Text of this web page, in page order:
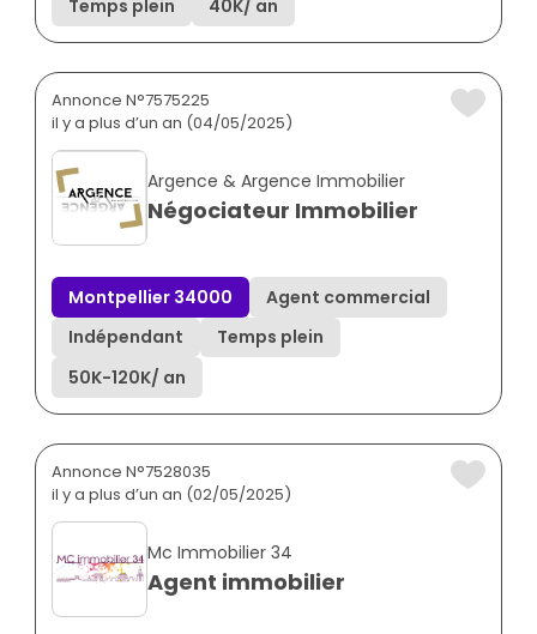
Temps plein
40K/ an
Annonce N°7575225
il y a plus d’un an (04/05/2025)
Argence & Argence Immobilier
Négociateur Immobilier
Montpellier 34000
Agent commercial
Indépendant
Temps plein
50K-120K/ an
Annonce N°7528035
il y a plus d’un an (02/05/2025)
Mc Immobilier 34
Agent immobilier